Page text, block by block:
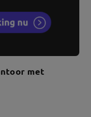
met